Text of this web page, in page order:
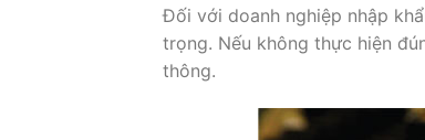
Đối với doanh nghiệp nhập
trọng. Nếu không thực hiện
thông.